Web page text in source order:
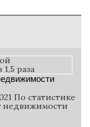
По статистике
недвижимости